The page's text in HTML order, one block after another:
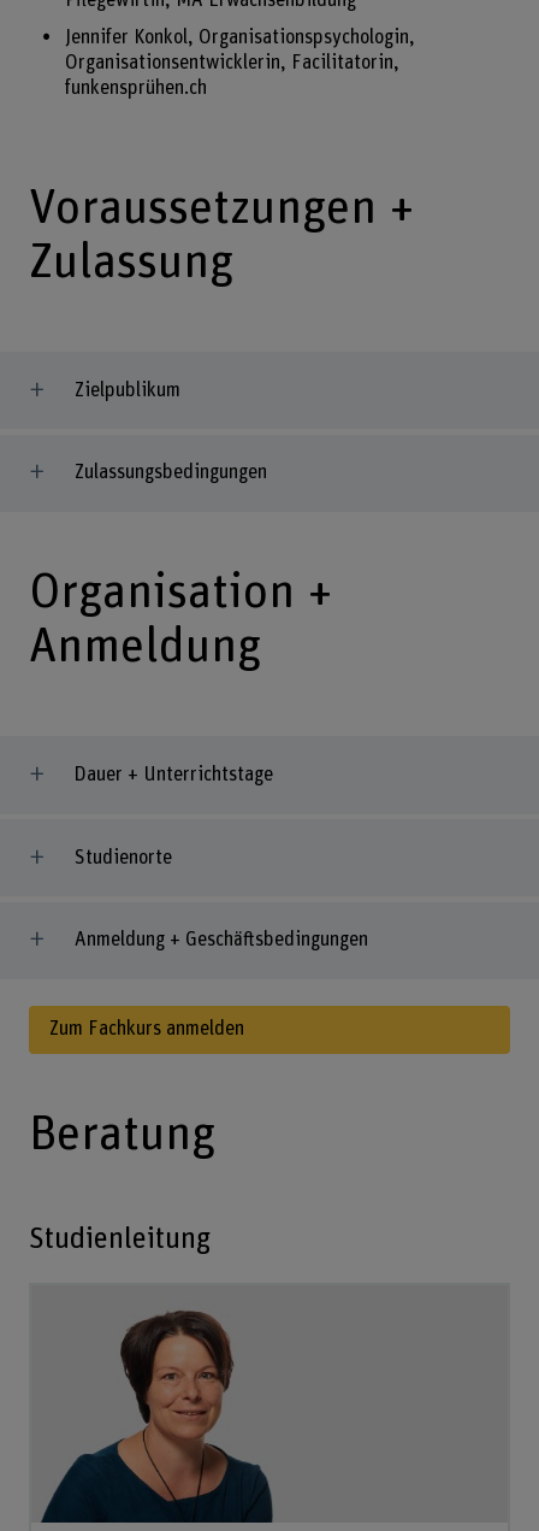
Jennifer Konkol, Organisationspsychologin,
Organisationsentwicklerin, Facilitatorin,
funkensprühen.ch
Voraussetzungen +
Zulassung
Zielpublikum
Zulassungsbedingungen
Organisation +
Anmeldung
Dauer + Unterrichtstage
Studienorte
Anmeldung + Geschäftsbedingungen
Zum Fachkurs anmelden
Beratung
Studienleitung